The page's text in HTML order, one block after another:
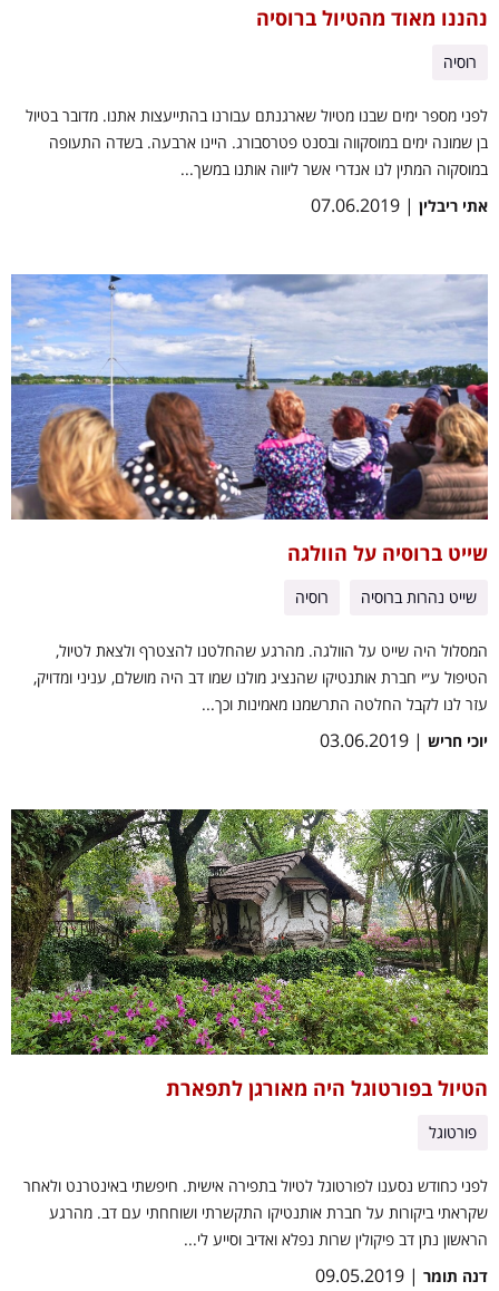
נהננו מאוד מהטיול ברוסיה
רוסיה
לפני מספר ימים שבנו מטיול שארגנתם עבורנו בהתייעצות אתנו. מדובר בטיול
בן שמונה ימים במוסקווה ובסנט פטרסבורג. היינו ארבעה. בשדה התעופה
במוסקוה המתין לנו אנדרי אשר ליווה אותנו במשך...
אתי ריבלין | 07.06.2019
שייט ברוסיה על הוולגה
שייט נהרות ברוסיה רוסיה
המסלול היה שייט על הוולגה. מהרגע שהחלטנו להצטרף ולצאת לטיול,
הטיפול ע״י חברת אותנטיקו שהנציג מולנו שמו דב היה מושלם, עניני ומדויק,
עזר לנו לקבל החלטה התרשמנו מאמינות וכך...
יוכי חריש | 03.06.2019
הטיול בפורטוגל היה מאורגן לתפארת
פורטוגל
לפני כחודש נסענו לפורטוגל לטיול בתפירה אישית. חיפשתי באינטרנט ולאחר
שקראתי ביקורות על חברת אותנטיקו התקשרתי ושוחחתי עם דב. מהרגע
הראשון נתן דב פיקולין שרות נפלא ואדיב וסייע לי...
דנה תומר | 09.05.2019